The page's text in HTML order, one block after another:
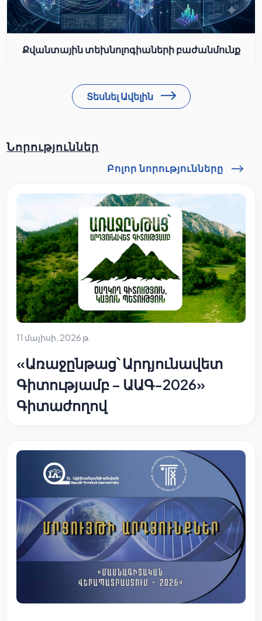
Քվանտային տեխնոլոգիաների բաժանմունք
Տեսնել Ավելին
Նորություններ
Բոլոր նորությունները
11 մայիսի, 2026 թ.
«Առաջընթաց՝ Արդյունավետ
Գիտությամբ – ԱԱԳ-2026»
Գիտաժողով